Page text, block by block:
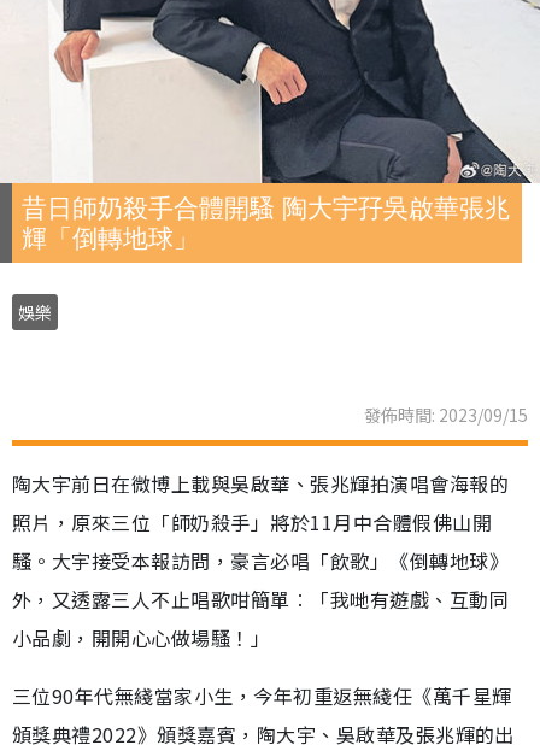
昔日師奶殺手合體開騷 陶大宇孖吳啟華張兆
輝「倒轉地球」
娛樂
發佈時間: 2023/09/15
陶大宇前日在微博上載與吳啟華、張兆輝拍演唱會海報的
照片，原來三位「師奶殺手」將於11月中合體假佛山開
騷。大宇接受本報訪問，豪言必唱「飲歌」《倒轉地球》
外，又透露三人不止唱歌咁簡單︰「我哋有遊戲、互動同
小品劇，開開心心做場騷！」
三位90年代無綫當家小生，今年初重返無綫任《萬千星輝
頒獎典禮2022》頒獎嘉賓，陶大宇、吳啟華及張兆輝的出